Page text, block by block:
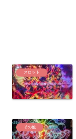
スロット
その他